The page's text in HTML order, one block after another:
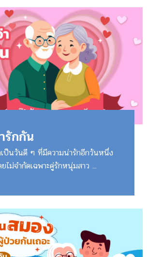
รักกัน
ป็นวันดี ๆ ที่มีความน่ารักอีกวันหนึ่ง
ไม่จำกัดเฉพาะคู่รักหนุ่มสาว ...